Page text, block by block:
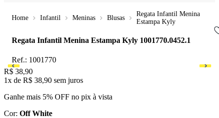
Infantil Meninas Blusas
Regata Infantil Menina
Estampa Kyly
Regata Infantil Menina Estampa Kyly 1001770.0452.1
Ref.: 1001770
Price:
R$ 38,90
1x de R$ 38,90 sem juros
Ganhe mais 5% OFF no pix à vista
Cor: Off White